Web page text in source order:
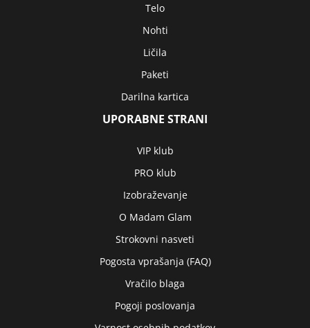
Telo
Nohti
Ličila
Paketi
Darilna kartica
UPORABNE STRANI
VIP klub
PRO klub
Izobraževanje
O Madam Glam
Strokovni nasveti
Pogosta vprašanja (FAQ)
Vračilo blaga
Pogoji poslovanja